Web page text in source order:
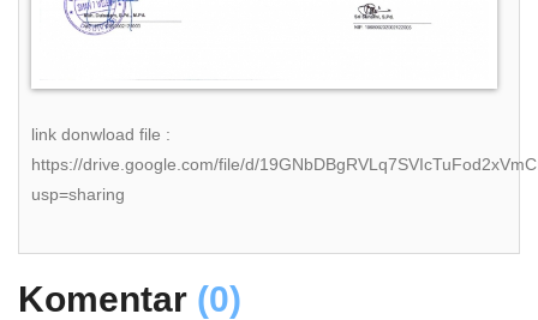
link donwload file :
https://drive.google.com/file/d/
usp=sharing
Komentar (0)